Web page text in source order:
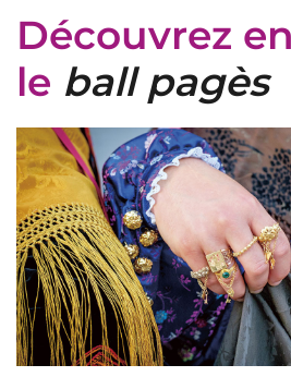
Découvrez
le ball pagès